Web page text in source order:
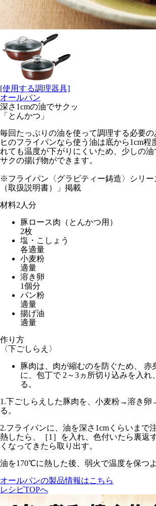
[使用する調理器具]
オールパン
深さ1cmの油でサクッ
「とんかつ」
毎回たっぷりの油を使って調理する必要
ヒのフライパンなら使う油は底から1cm程
れても温度が下がりにくいため、少しの
サクの揚げ物ができます。
※フライパン〈グラビティー鋳造〉シリ
（取扱説明書）」掲載
材料2人分
豚ロース肉（とんかつ用）
2枚
塩・こしょう
各適量
小麦粉
適量
溶き卵
1個分
パン粉
適量
揚げ油
適量
作り方
〈下ごしらえ〉
豚肉は、肉が縮むのを防ぐため、 赤
に、包丁で 2～3ヵ所切り込みを入れ
る。
1.下ごしらえした豚肉を、小麦粉→溶き卵
る。
2.フライパンに、油を深さ1cmくらいまで注
熱したら、［1］を入れ、色付いたら裏返
くなってきたら取り出す。
油を170℃に熱した後、弱火で温度を保つ
オールパンの製品情報はこちら
レシピTOPへ